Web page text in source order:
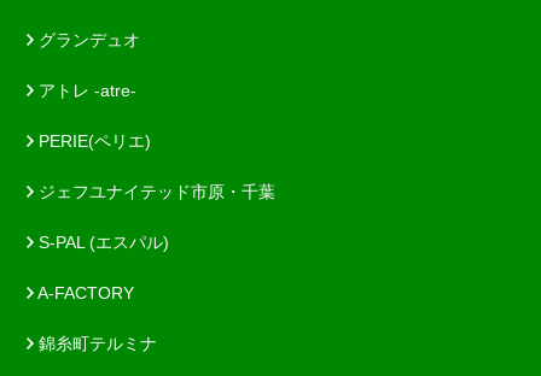
グランデュオ
アトレ -atre-
PERIE(ペリエ)
ジェフユナイテッド市原・千葉
S-PAL (エスパル)
A-FACTORY
錦糸町テルミナ